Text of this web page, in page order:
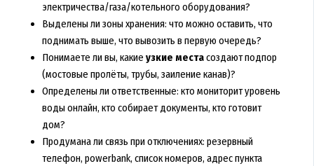
электричества/газа/котельного оборудования?
Выделены ли зоны хранения: что можно оставить, что
поднимать выше, что вывозить в первую очередь?
Понимаете ли вы, какие узкие местасоздают подпор
(мостовые пролёты, трубы, заиление канав)?
Определены ли ответственные: кто мониторит уровень
воды онлайн, кто собирает документы, кто готовит
дом?
Продумана ли связь при отключениях: резервный
телефон, powerbank, список номеров, адрес пункта